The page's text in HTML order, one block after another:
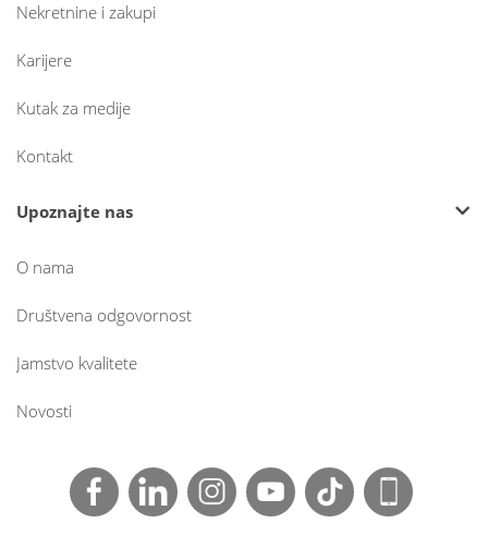
Nekretnine i zakupi
Karijere
Kutak za medije
Kontakt
Upoznajte nas
O nama
Društvena odgovornost
Jamstvo kvalitete
Novosti